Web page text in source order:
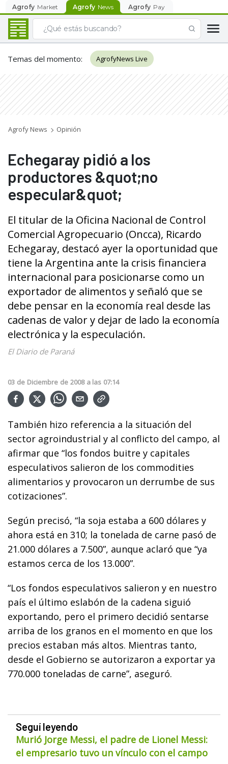
Agrofy Market Agrofy News Agrofy Pay
Temas del momento: AgrofyNews Live
Agrofy News Opinión
Echegaray pidió a los
productores &quot;no
especular&quot;
El titular de la Oficina Nacional de Control
Comercial Agropecuario (Oncca), Ricardo
Echegaray, destacó ayer la oportunidad que
tiene la Argentina ante la crisis financiera
internacional para posicionarse como un
exportador de alimentos y señaló que se
debe pensar en la economía real desde las
cadenas de valor y dejar de lado la economía
electrónica y la especulación.
El Diario de Paraná
03 de Diciembre de 2008 a las 07:14
También hizo referencia a la situación del
sector agroindustrial y al conflicto del campo, al
afirmar que “los fondos buitre y capitales
especulativos salieron de los commodities
alimentarios y provocaron un derrumbe de sus
cotizaciones”.
Según precisó, “la soja estaba a 600 dólares y
ahora está en 310; la tonelada de carne pasó de
21.000 dólares a 7.500”, aunque aclaró que “ya
estamos cerca de los 13.000”.
“Los fondos especulativos salieron y en nuestro
país el último eslabón de la cadena siguió
exportando, pero el primero decidió sentarse
arriba de los granos en el momento en que los
precios estaban más altos. Mientras tanto,
desde el Gobierno se autorizaron a exportar ya
770.000 toneladas de carne”, aseguró.
Seguí leyendo
Murió Jorge Messi, el padre de Lionel Messi:
el empresario tuvo un vínculo con el campo